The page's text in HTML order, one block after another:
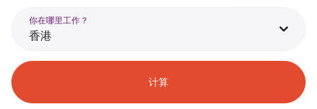
你在哪里工作？
香港
计算